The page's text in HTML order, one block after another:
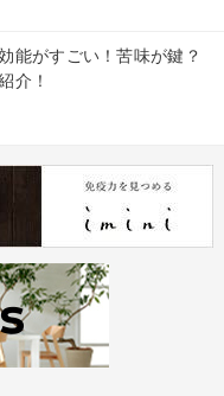
能がすごい！苦味が鍵？
介！